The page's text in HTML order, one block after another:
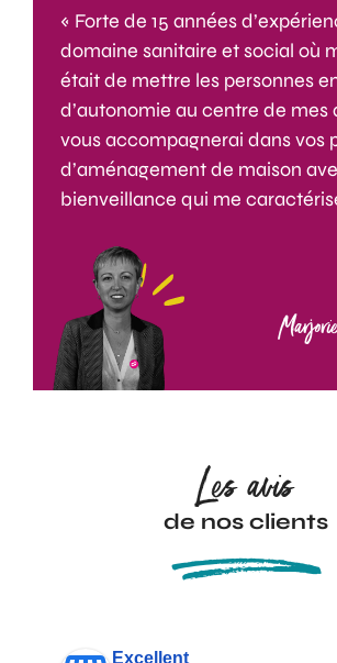
« Forte de 15 années
domaine sanitaire et social où
était de mettre les personnes
d’autonomie au centre de mes
vous accompagnerai dans vos
d’aménagement de maison
bienveillance qui me
Les avis
de nos clients
Excellent